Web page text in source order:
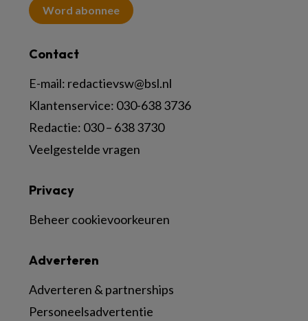
Word abonnee
Contact
E-mail: redactievsw@bsl.nl
Klantenservice: 030-638 3736
Redactie: 030 – 638 3730
Veelgestelde vragen
Adverteren
Adverteren & partnerships
Personeelsadvertentie
Privacy
Beheer cookievoorkeuren